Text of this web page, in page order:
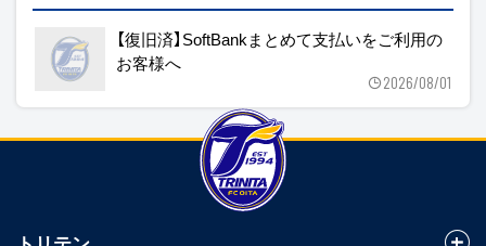
【復旧済】SoftBankまとめて支払いをご利用の
お客様へ
2026/08/01